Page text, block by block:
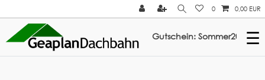
0 0,00 EUR
auf ElastoTop & Multi-Fix: Gutschein: Sommer2026 /// ☰